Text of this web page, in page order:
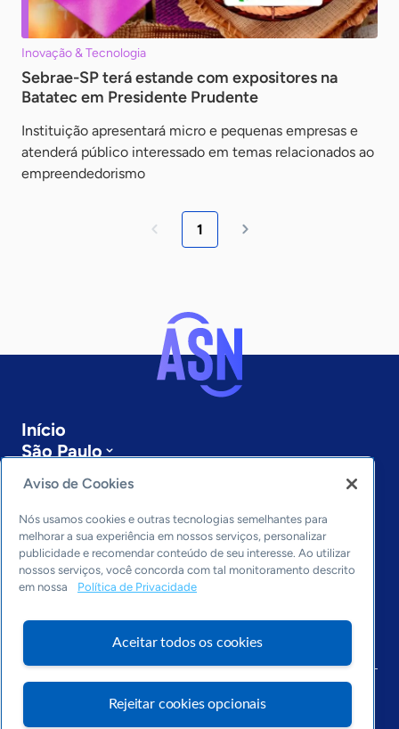
Inovação & Tecnologia
Sebrae-SP terá estande com expositores na
Batatec em Presidente Prudente
Instituição apresentará micro e pequenas empresas e
atenderá público interessado em temas relacionados ao
empreendedorismo
1
Início
São Paulo
Últimas notícias
Entre em contato
Editorias
Economia & Política
Inovação & Tecnologia
Arquivo
Aviso de Cookies
Nós usamos cookies e outras tecnologias semelhantes para
melhorar a sua experiência em nossos serviços, personalizar
publicidade e recomendar conteúdo de seu interesse. Ao utilizar
nossos serviços, você concorda com tal monitoramento descrito
em nossa
Política de Privacidade
Aceitar todos os cookies
Rejeitar cookies opcionais